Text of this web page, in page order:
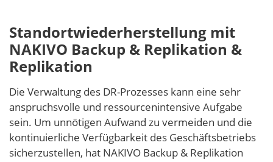
Standortwiederherstellung mit
NAKIVO Backup & Replikation &
Replikation
Die Verwaltung des DR-Prozesses kann eine sehr
anspruchsvolle und ressourcenintensive Aufgabe
sein. Um unnötigen Aufwand zu vermeiden und die
kontinuierliche Verfügbarkeit des Geschäftsbetriebs
sicherzustellen, hat NAKIVO Backup & Replikation